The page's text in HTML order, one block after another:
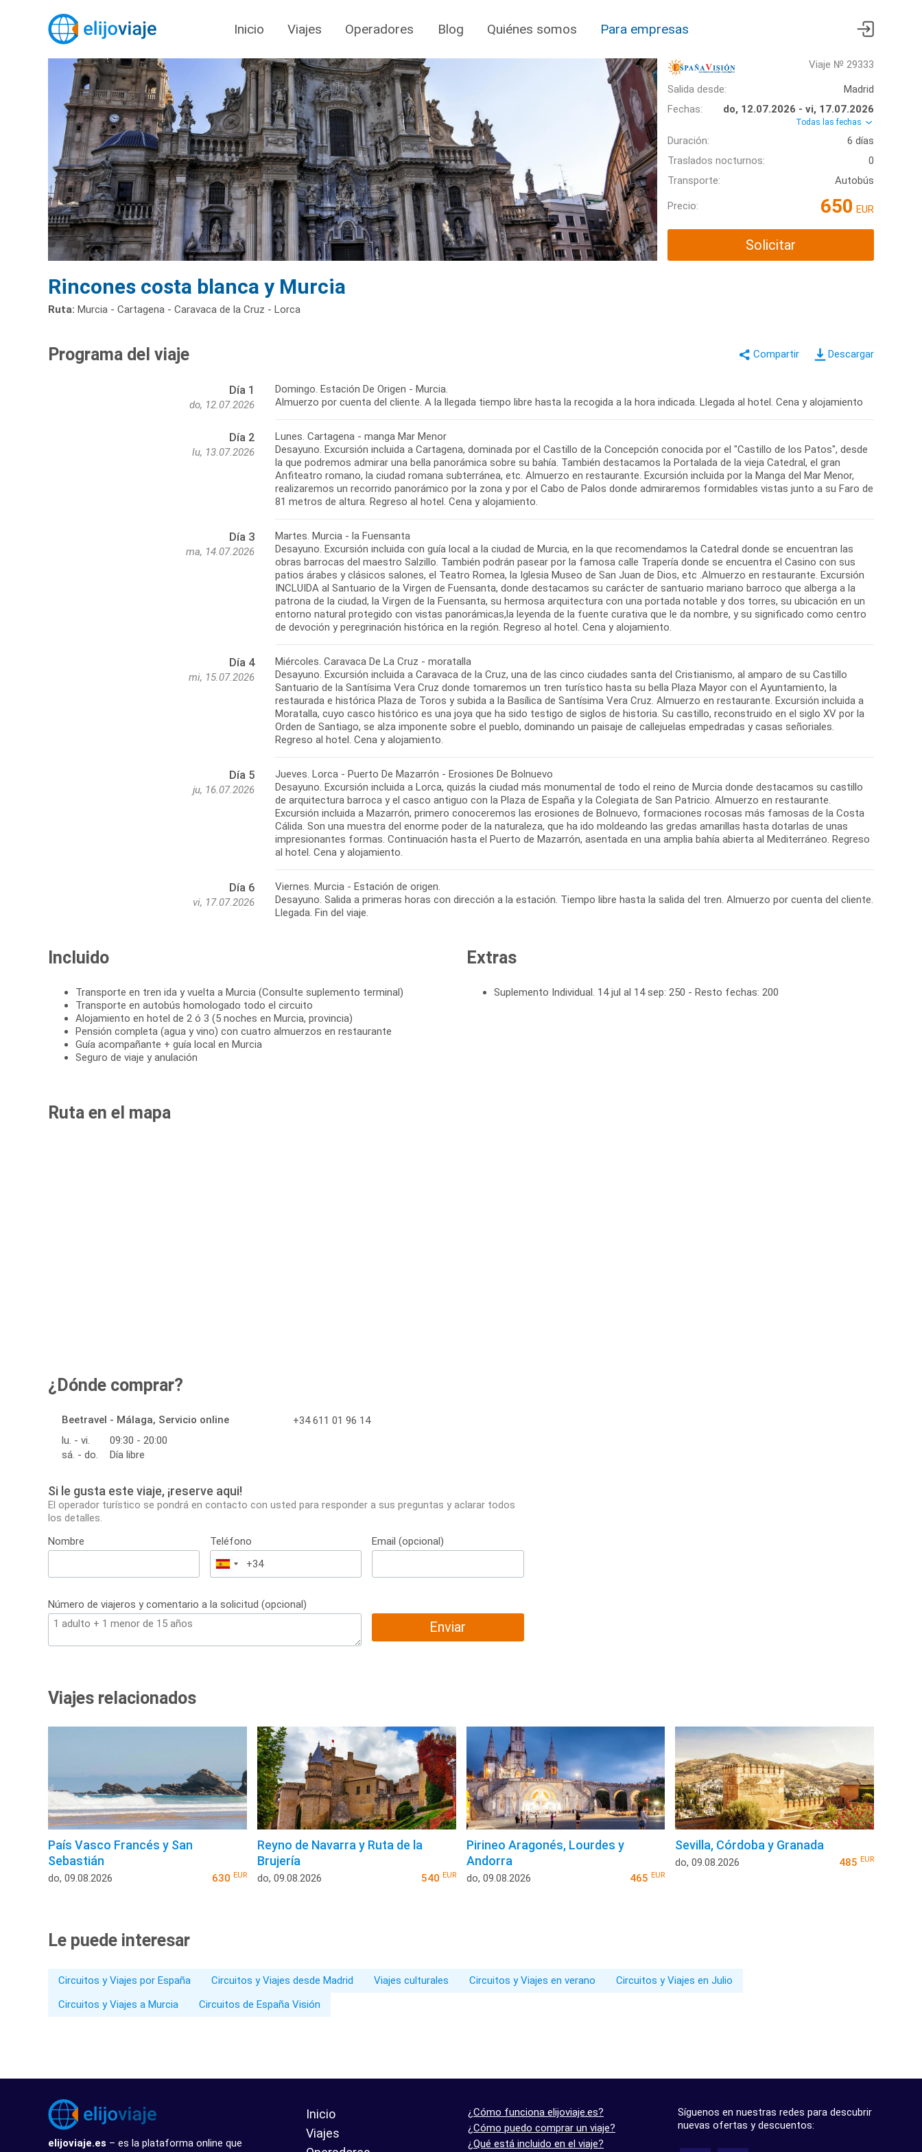
Inicio Viajes Operadores Blog Quiénes somos Para empresas
Viaje № 29333
Salida desde:
Madrid
Fechas:
do, 12.07.2026 - vi, 17.07.2026
Todas las fechas
Duración:
6 días
Traslados nocturnos:
0
Transporte:
Autobús
Precio: 650 EUR
Solicitar
Rincones costa blanca y Murcia
Ruta: Murcia - Cartagena - Caravaca de la Cruz - Lorca
Descargar
Programa del viaje
Día 1
do, 12.07.2026
Domingo. Estación De Origen - Murcia.
Almuerzo por cuenta del cliente. A la llegada tiempo libre hasta la recogida a la hora indicada. Llegada al hotel. Cena y alojamiento
Día 2
lu, 13.07.2026
Lunes. Cartagena - manga Mar Menor
Desayuno. Excursión incluida a Cartagena, dominada por el Castillo de la Concepción conocida por el "Castillo de los Patos", desde
la que podremos admirar una bella panorámica sobre su bahía. También destacamos la Portalada de la vieja Catedral, el gran
Anfiteatro romano, la ciudad romana subterránea, etc. Almuerzo en restaurante. Excursión incluida por la Manga del Mar Menor,
realizaremos un recorrido panorámico por la zona y por el Cabo de Palos donde admiraremos formidables vistas junto a su Faro de
Día 3
ma, 14.07.2026
Martes. Murcia - la Fuensanta
Desayuno. Excursión incluida con guía local a la ciudad de Murcia, en la que recomendamos la Catedral donde se encuentran las
obras barrocas del maestro Salzillo. También podrán pasear por la famosa calle Trapería donde se encuentra el Casino con sus
patios árabes y clásicos salones, el Teatro Romea, la Iglesia Museo de San Juan de Dios, etc .Almuerzo en restaurante. Excursión
INCLUIDA al Santuario de la Virgen de Fuensanta, donde destacamos su carácter de santuario mariano barroco que alberga a la
patrona de la ciudad, la Virgen de la Fuensanta, su hermosa arquitectura con una portada notable y dos torres, su ubicación en un
entorno natural protegido con vistas panorámicas,la leyenda de la fuente curativa que le da nombre, y su significado como centro
Día 4
mi, 15.07.2026
Miércoles. Caravaca De La Cruz - moratalla
Desayuno. Excursión incluida a Caravaca de la Cruz, una de las cinco ciudades santa del Cristianismo, al amparo de su Castillo
Santuario de la Santísima Vera Cruz donde tomaremos un tren turístico hasta su bella Plaza Mayor con el Ayuntamiento, la
restaurada e histórica Plaza de Toros y subida a la Basílica de Santísima Vera Cruz. Almuerzo en restaurante. Excursión incluida a
Moratalla, cuyo casco histórico es una joya que ha sido testigo de siglos de historia. Su castillo, reconstruido en el siglo XV por la
Orden de Santiago, se alza imponente sobre el pueblo, dominando un paisaje de callejuelas empedradas y casas señoriales.
Día 5
ju, 16.07.2026
Jueves. Lorca - Puerto De Mazarrón - Erosiones De Bolnuevo
Desayuno. Excursión incluida a Lorca, quizás la ciudad más monumental de todo el reino de Murcia donde destacamos su castillo
de arquitectura barroca y el casco antiguo con la Plaza de España y la Colegiata de San Patricio. Almuerzo en restaurante.
Excursión incluida a Mazarrón, primero conoceremos las erosiones de Bolnuevo, formaciones rocosas más famosas de la Costa
Cálida. Son una muestra del enorme poder de la naturaleza, que ha ido moldeando las gredas amarillas hasta dotarlas de unas
impresionantes formas. Continuación hasta el Puerto de Mazarrón, asentada en una amplia bahía abierta al Mediterráneo. Regreso
Día 6
vi, 17.07.2026
Viernes. Murcia - Estación de origen.
Desayuno. Salida a primeras horas con dirección a la estación. Tiempo libre hasta la salida del tren. Almuerzo por cuenta del cliente.
Llegada. Fin del viaje.
Incluido
Transporte en tren ida y vuelta a Murcia (Consulte suplemento terminal)
Transporte en autobús homologado todo el circuito
Alojamiento en hotel de 2 ó 3 (5 noches en Murcia, provincia)
Pensión completa (agua y vino) con cuatro almuerzos en restaurante
Guía acompañante + guía local en Murcia
Seguro de viaje y anulación
Extras
Suplemento Individual. 14 jul al 14 sep: 250 - Resto fechas: 200
Ruta en el mapa
¿Dónde comprar?
Beetravel - Málaga, Servicio online
lu. - vi.
09:30 - 20:00
sá. - do.
Día libre
+34 611 01 96 14
Si le gusta este viaje, ¡reserve aqui!
El operador turístico se pondrá en contacto con usted para responder a sus preguntas y aclarar todos
los detalles.
Nombre
Teléfono
España
+34
Email (opcional)
Número de viajeros y comentario a la solicitud (opcional)
Enviar
Viajes relacionados
País Vasco Francés y San
Sebastián
do, 09.08.2026 630 EUR
Reyno de Navarra y Ruta de la
Brujería
do, 09.08.2026 540 EUR
Pirineo Aragonés, Lourdes y
Andorra
do, 09.08.2026 465EUR
Sevilla, Córdoba y Granada
do, 09.08.2026 485 EUR
Le puede interesar
Circuitos y Viajes por España Circuitos y Viajes desde Madrid Viajes culturales Circuitos y Viajes en verano
Circuitos y Viajes en Julio
Circuitos y Viajes a Murcia
Circuitos de España Visión
elijoviaje.es – es la plataforma online que
Inicio
Viajes
¿Cómo funciona elijoviaje.es?
¿Cómo puedo comprar un viaje?
¿Qué está incluido en el viaje?
Síguenos en nuestras redes para descubrir
nuevas ofertas y descuentos: